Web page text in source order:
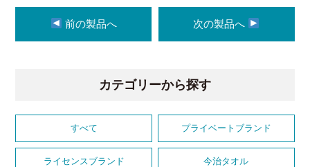
前の製品へ 次の製品へ
カテゴリーから探す
すべて プライベートブランド
ライセンスブランド 今治タオル